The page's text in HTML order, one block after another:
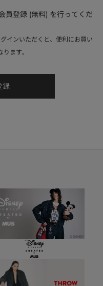
員登録 (無料) を行ってくだ
インいただくと、便利にお買い
ます。